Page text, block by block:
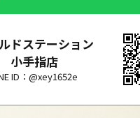
ドステーション
小手指店
ID：@xey1652e